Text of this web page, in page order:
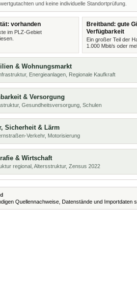
und keine individuelle Standortprüfung.
vorhanden
im PLZ-Gebiet
Breitband: gute
Verfügbarkeit
Ein großer Teil der
1.000 Mbit/s oder
& Wohnungsmarkt
Energieanlagen, Regionale Kaufkraft
& Versorgung
Gesundheitsversorgung, Schulen
Sicherheit & Lärm
Verkehr, Motorisierung
& Wirtschaft
regional, Altersstruktur, Zensus 2022
Quellennachweise, Datenstände und Importdaten